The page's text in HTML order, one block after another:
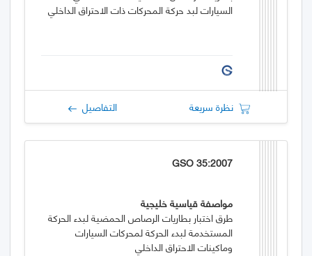
السيارات لبد حركة المحركات ذات الاحتراق الداخلي
نظرة سريعة التفاصيل
GSO 35:2007
مواصفة قياسية خليجية
طرق اختبار بطاريات الرصاص الحمضية لبدء الحركة
المستخدمة لبدء الحركة لمحركات السيارات
وماكينات الاحتراق الداخلي